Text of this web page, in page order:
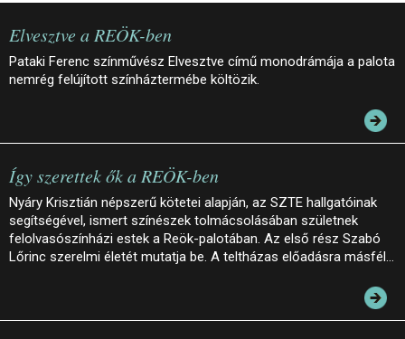
Elvesztve a REÖK-ben
Pataki Ferenc színművész Elvesztve című monodrámája a palota
nemrég felújított színháztermébe költözik.
Így szerettek ők a REÖK-ben
Nyáry Krisztián népszerű kötetei alapján, az SZTE hallgatóinak
segítségével, ismert színészek tolmácsolásában születnek
felolvasószínházi estek a Reök-palotában. Az első rész Szabó
Lőrinc szerelmi életét mutatja be. A teltházas előadásra másfél…